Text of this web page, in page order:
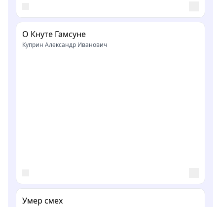
О Кнуте Гамсуне
Куприн Александр Иванович
Умер смех